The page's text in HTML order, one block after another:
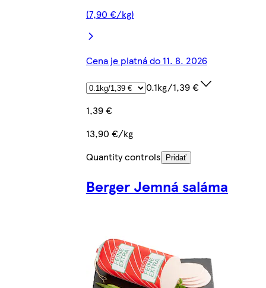
(7,90 €/kg)
Cena je platná do 11. 8. 2026
0.1kg/1,39 €
1,39 €
13,90 €/kg
Quantity controls
Pridať
Berger Jemná saláma